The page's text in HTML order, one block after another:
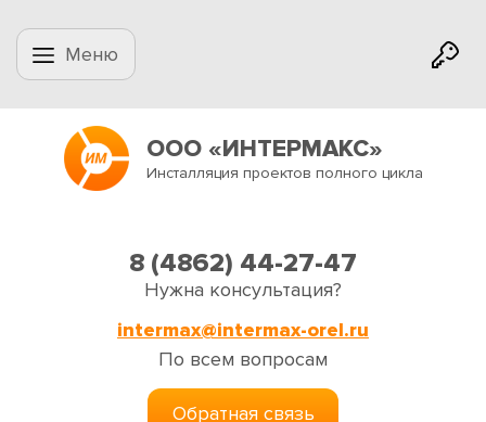
Меню
ООО «ИНТЕРМАКС»
Инсталляция проектов полного цикла
8 (4862) 44-27-47
Нужна консультация?
intermax@intermax-orel.ru
По всем вопросам
Обратная связь